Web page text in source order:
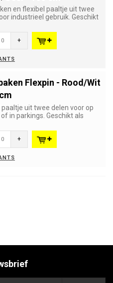
en flexibel paaltje uit twee
industrieel gebruik. Geschikt
+
Flexpin - Rood/Wit
paaltje uit twee delen voor op
in parkings. Geschikt als
+